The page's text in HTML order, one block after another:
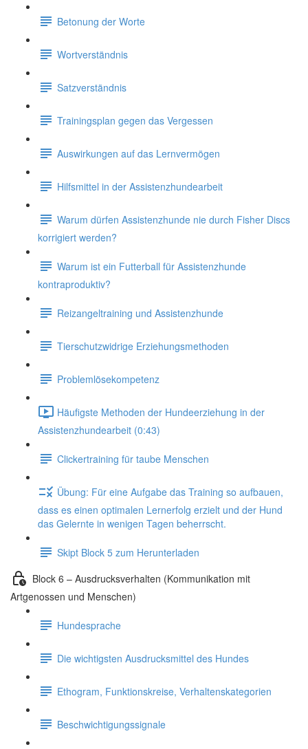
Betonung der Worte
Wortverständnis
Satzverständnis
Trainingsplan gegen das Vergessen
Auswirkungen auf das Lernvermögen
Hilfsmittel in der Assistenzhundearbeit
Warum dürfen Assistenzhunde nie durch Fisher Discs
korrigiert werden?
Warum ist ein Futterball für Assistenzhunde
kontraproduktiv?
Reizangeltraining und Assistenzhunde
Tierschutzwidrige Erziehungsmethoden
Problemlösekompetenz
Häufigste Methoden der Hundeerziehung in der
Assistenzhundearbeit (0:43)
Clickertraining für taube Menschen
Übung: Für eine Aufgabe das Training so aufbauen,
dass es einen optimalen Lernerfolg erzielt und der Hund
das Gelernte in wenigen Tagen beherrscht.
Skipt Block 5 zum Herunterladen
Block 6 – Ausdrucksverhalten (Kommunikation mit
Artgenossen und Menschen)
Hundesprache
Die wichtigsten Ausdrucksmittel des Hundes
Ethogram, Funktionskreise, Verhaltenskategorien
Beschwichtigungssignale